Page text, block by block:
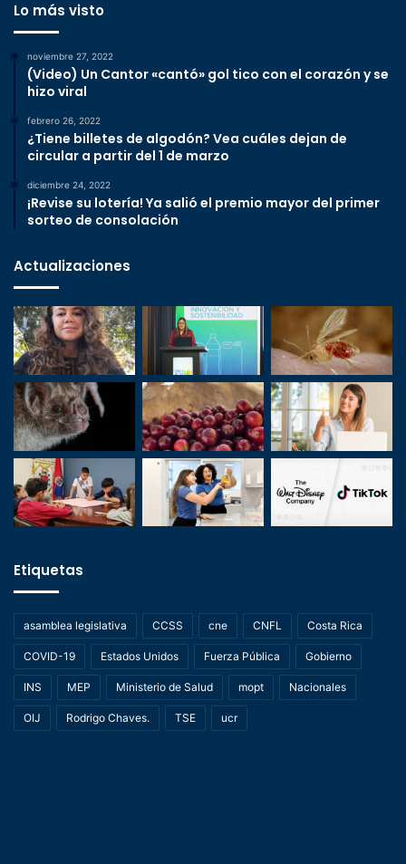
Lo más visto
noviembre 27, 2022
(Video) Un Cantor «cantó» gol tico con el corazón y se
hizo viral
febrero 26, 2022
¿Tiene billetes de algodón? Vea cuáles dejan de
circular a partir del 1 de marzo
diciembre 24, 2022
¡Revise su lotería! Ya salió el premio mayor del primer
sorteo de consolación
Actualizaciones
Etiquetas
asamblea legislativa CCSS cne CNFL Costa Rica
COVID-19 Estados Unidos Fuerza Pública Gobierno
INS MEP Ministerio de Salud mopt Nacionales
OIJ Rodrigo Chaves. TSE ucr